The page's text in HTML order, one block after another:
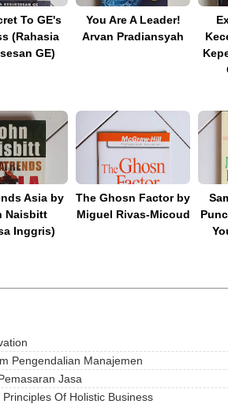
To GE's
(Rahasia
GE)
You Are A Leader!
Arvan Pradiansyah
Asia by
Naisbitt
Inggris)
The Ghosn Factor by
Miguel Rivas-Micoud
Pengendalian Manajemen
Jasa
Of Holistic Business